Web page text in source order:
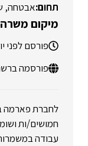
אבטחה,
פורסם לפני
פורסמה
לחברת פארמה
חמושים/ות
עבודה